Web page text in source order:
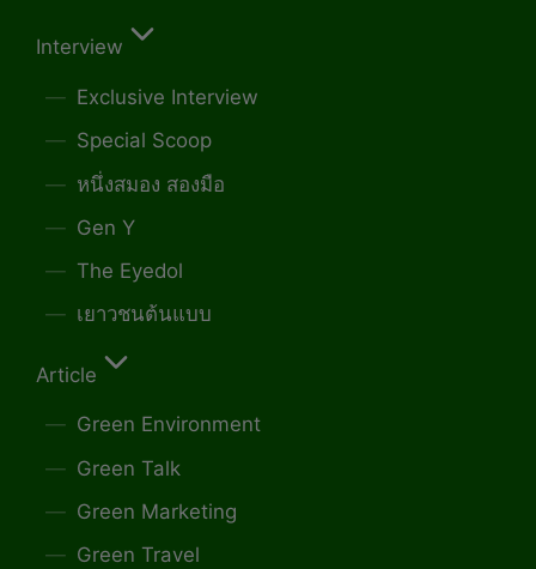
Interview
Exclusive Interview
Special Scoop
หนึ่งสมอง สองมือ
Gen Y
The Eyedol
เยาวชนต้นแบบ
Article
Green Environment
Green Talk
Green Marketing
Green Travel